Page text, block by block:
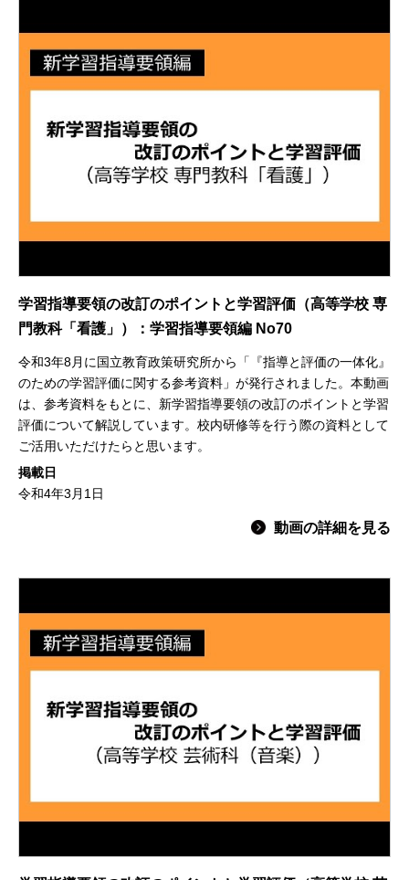
学習指導要領の改訂のポイントと学習評価（高等学校 専
門教科「看護」）：学習指導要領編 No70
令和3年8月に国立教育政策研究所から「『指導と評価の一体化』
のための学習評価に関する参考資料」が発行されました。本動画
は、参考資料をもとに、新学習指導要領の改訂のポイントと学習
評価について解説しています。校内研修等を行う際の資料として
ご活用いただけたらと思います。
掲載日
令和4年3月1日
動画の詳細を見る